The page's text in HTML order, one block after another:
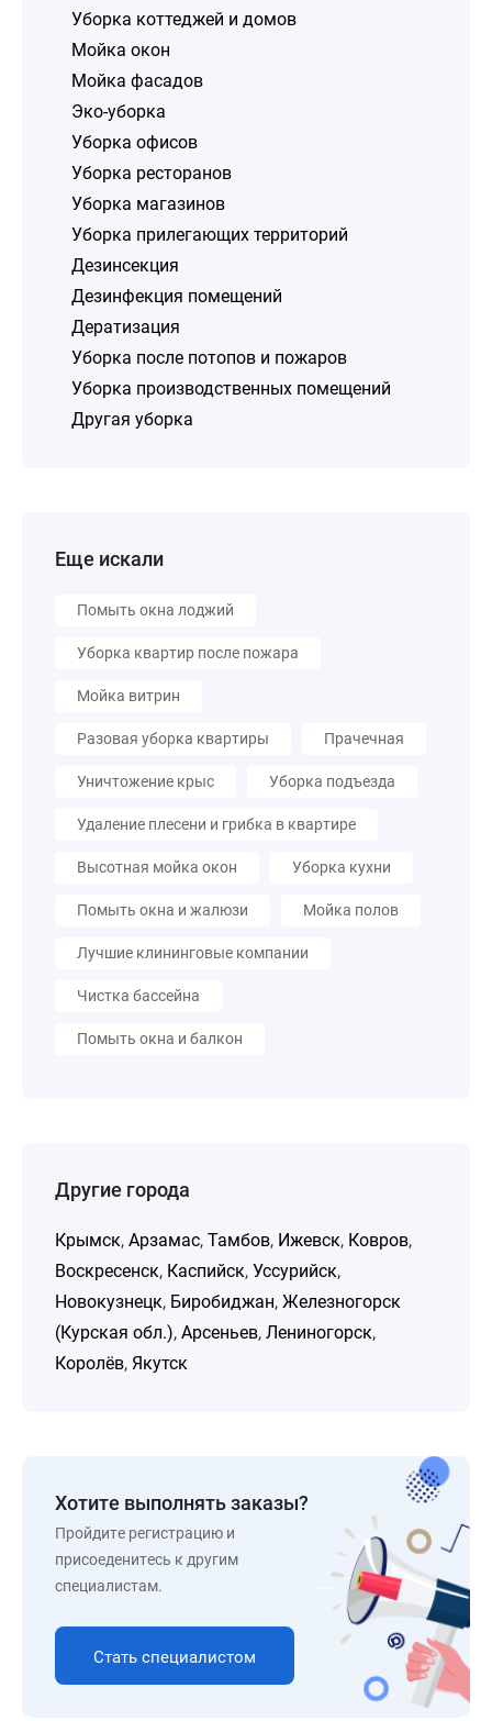
Уборка коттеджей и домов
Мойка окон
Мойка фасадов
Эко-уборка
Уборка офисов
Уборка ресторанов
Уборка магазинов
Уборка прилегающих территорий
Дезинсекция
Дезинфекция помещений
Дератизация
Уборка после потопов и пожаров
Уборка производственных помещений
Другая уборка
Еще искали
Помыть окна лоджий
Уборка квартир после пожара
Мойка витрин
Разовая уборка квартиры Прачечная
Уничтожение крыс Уборка подъезда
Удаление плесени и грибка в квартире
Высотная мойка окон Уборка кухни
Помыть окна и жалюзи Мойка полов
Лучшие клининговые компании
Чистка бассейна
Помыть окна и балкон
Другие города
Крымск, Арзамас, Тамбов, Ижевск, Ковров,
Воскресенск, Каспийск, Уссурийск,
Новокузнецк, Биробиджан, Железногорск
(Курская обл.), Арсеньев, Лениногорск,
Королёв, Якутск
Хотите выполнять заказы?
Пройдите регистрацию и
присоеденитесь к другим
специалистам.
Стать специалистом